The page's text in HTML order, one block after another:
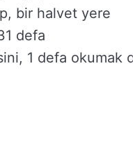
bir halvet yere
defa
1 defa okumak